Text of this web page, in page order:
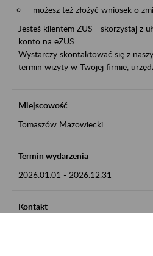
możesz też złożyć wniosek o
Jesteś klientem ZUS - skorzystaj z
konto na eZUS.
Wystarczy skontaktować się z
termin wizyty w Twojej firmie,
Miejscowość
Tomaszów Mazowiecki
Termin wydarzenia
2026.01.01 - 2026.12.31
Kontakt